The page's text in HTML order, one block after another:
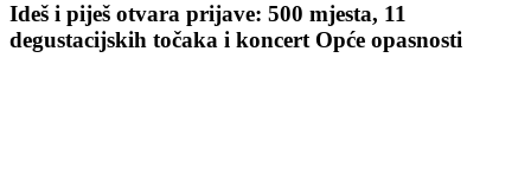
Ideš i piješ otvara prijave: 500 mjesta, 11
degustacijskih točaka i koncert Opće opasnosti